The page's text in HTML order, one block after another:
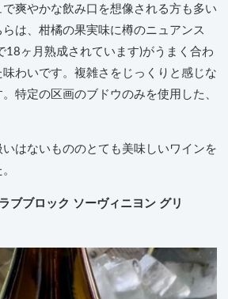
爽やかな飲み口を想像される方も多い
は、柑橘の果実味に樽のニュアンス
18ヶ月熟成されています)がうまく合わ
わいです。複雑さをじっくりと感じな
特定の区画のブドウのみを使用した、
はないもののとても美味しいワインを
ラブブロック ソーヴィニヨン グリ